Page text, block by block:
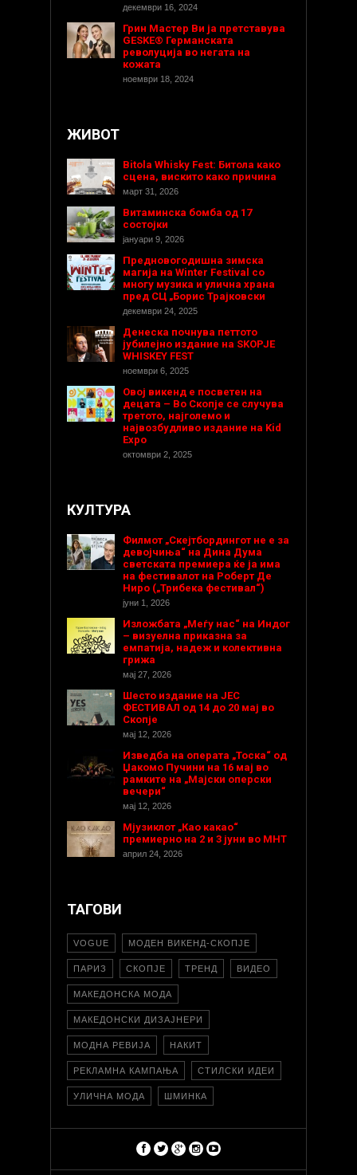
декември 16, 2024
Грин Мастер Ви ја претставува
GESKE® Германската
револуција во негата на
кожата
ноември 18, 2024
ЖИВОТ
Bitola Whisky Fest: Битола како
сцена, вискито како причина
март 31, 2026
Витаминска бомба од 17
состојки
јануари 9, 2026
Предновогодишнa зимска
магија на Winter Festival со
многу музика и улична храна
пред СЦ „Борис Трајковски
декември 24, 2025
Денеска почнува петтото
јубилејно издание на SKOPJE
WHISKEY FEST
ноември 6, 2025
Овој викенд е посветен на
децата – Во Скопје се случува
третото, најголемо и
највозбудливо издание на Kid
Expo
октомври 2, 2025
КУЛТУРА
Филмот „Скејтбордингот не е за
девојчиња“ на Дина Дума
светската премиера ќе ја има
на фестивалот на Роберт Де
Ниро („Трибека фестивал“)
јуни 1, 2026
Изложбата „Меѓу нас“ на Индог
– визуелна приказна за
емпатија, надеж и колективна
грижа
мај 27, 2026
Шесто издание на ЈЕС
ФЕСТИВАЛ од 14 до 20 мај во
Скопје
мај 12, 2026
Изведба на операта „Тоска“ од
Џакомо Пучини на 16 мај во
рамките на „Мајски оперски
вечери“
мај 12, 2026
Мјузиклот „Као какао“
премиерно на 2 и 3 јуни во МНТ
април 24, 2026
ТАГОВИ
VOGUE МОДЕН ВИКЕНД-СКОПЈЕ
ПАРИЗ СКОПЈЕ ТРЕНД ВИДЕО
МАКЕДОНСКА МОДА
МАКЕДОНСКИ ДИЗАЈНЕРИ
МОДНА РЕВИЈА НАКИТ
РЕКЛАМНА КАМПАЊА СТИЛСКИ ИДЕИ
УЛИЧНА МОДА ШМИНКА